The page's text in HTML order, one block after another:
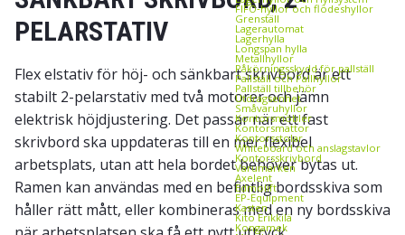
FIFO‑hyllor och flödeshyllor
Grenställ
Lagerautomat
Lagerhylla
Longspan hylla
Metallhyllor
Påkörningsskydd för pallställ
Pallställ och Pallhyllor
Pallställ tillbehör
Utdragsenhet
Småvaruhyllor
Kontorsmöbler
Kontorsmattor
Kontorsstolar
Whiteboard och anslagstavlor
Kontorsskrivbord
Varumärken
Axelent
Edmolift
EP-Equipment
Kasten
Kito Erikkilä
Kongamek
PELARSTATIV
Flex elstativ för höj- och sänkbart skrivbord är ett
stabilt 2-pelarstativ med två motorer och jämn
elektrisk höjdjustering. Det passar när ett fast
skrivbord ska uppdateras till en mer flexibel
arbetsplats, utan att hela bordet behöver bytas ut.
Ramen kan användas med en befintlig bordsskiva som
håller rätt mått, eller kombineras med en ny bordsskiva